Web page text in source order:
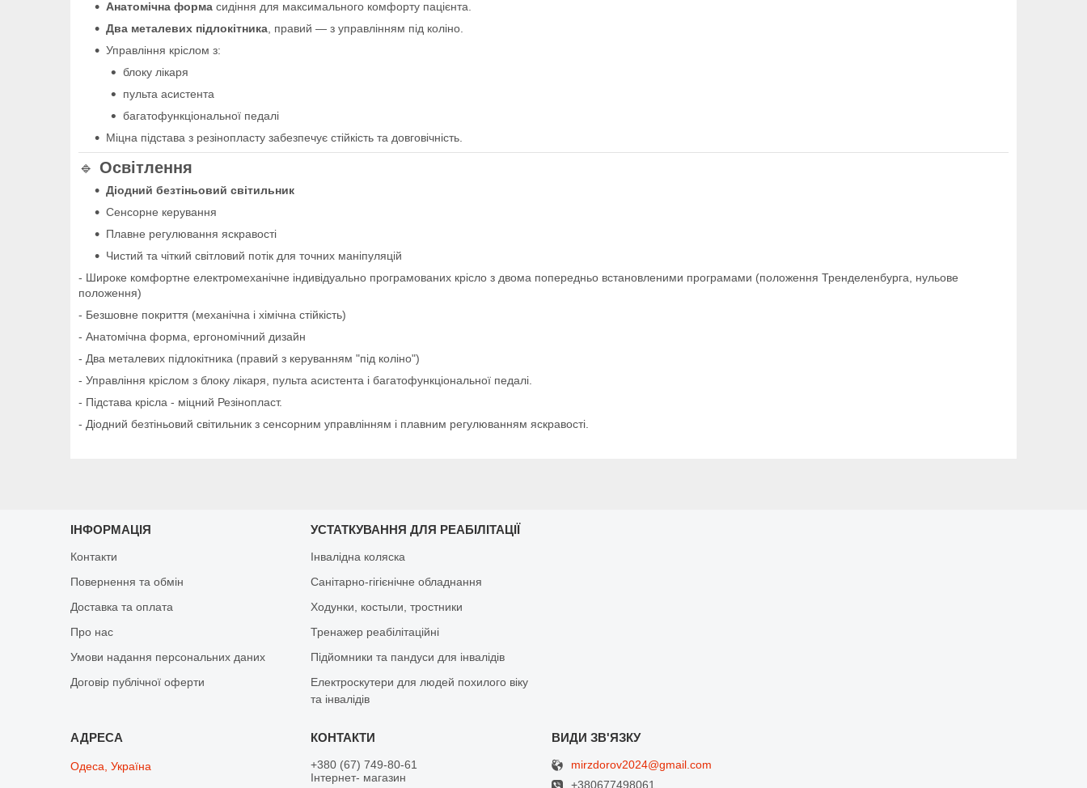
Анатомічна форма сидіння для максимального комфорту пацієнта.
Два металевих підлокітника, правий — з управлінням під коліно.
Управління кріслом з:
блоку лікаря
пульта асистента
багатофункціональної педалі
Міцна підстава з резінопласту забезпечує стійкість та довговічність.
🔹 Освітлення
Діодний безтіньовий світильник
Сенсорне керування
Плавне регулювання яскравості
Чистий та чіткий світловий потік для точних маніпуляцій
- Широке комфортне електромеханічне індивідуально програмованих крісло з двома попередньо встановленими програмами (положення Тренделенбурга, нульове
положення)
- Безшовне покриття (механічна і хімічна стійкість)
- Анатомічна форма, ергономічний дизайн
- Два металевих підлокітника (правий з керуванням "під коліно")
- Управління кріслом з блоку лікаря, пульта асистента і багатофункціональної педалі.
- Підстава крісла - міцний Резінопласт.
- Діодний безтіньовий світильник з сенсорним управлінням і плавним регулюванням яскравості.
ІНФОРМАЦІЯ
Контакти
Повернення та обмін
Доставка та оплата
Про нас
Умови надання персональних даних
Договір публічної оферти
УСТАТКУВАННЯ ДЛЯ РЕАБІЛІТАЦІЇ
Інвалідна коляска
Санітарно-гігієнічне обладнання
Ходунки, костыли, тростники
Тренажер реабілітаційні
Підйомники та пандуси для інвалідів
Електроскутери для людей похилого віку
та інвалідів
Одеса, Україна
+380 (67) 749-80-61
Інтернет- магазин
mirzdorov2024@gmail.com
+380677498061